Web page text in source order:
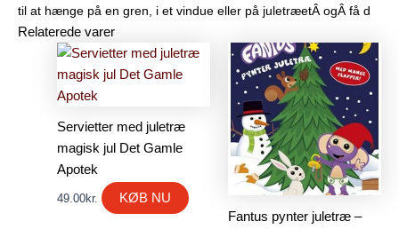
til at hænge på en gren, i et vindue eller på juletræetÂ ogÂ få d
Relaterede varer
Servietter med juletræ
magisk jul Det Gamle
Apotek
49.00kr.
KØB NU
Fantus pynter juletræ –